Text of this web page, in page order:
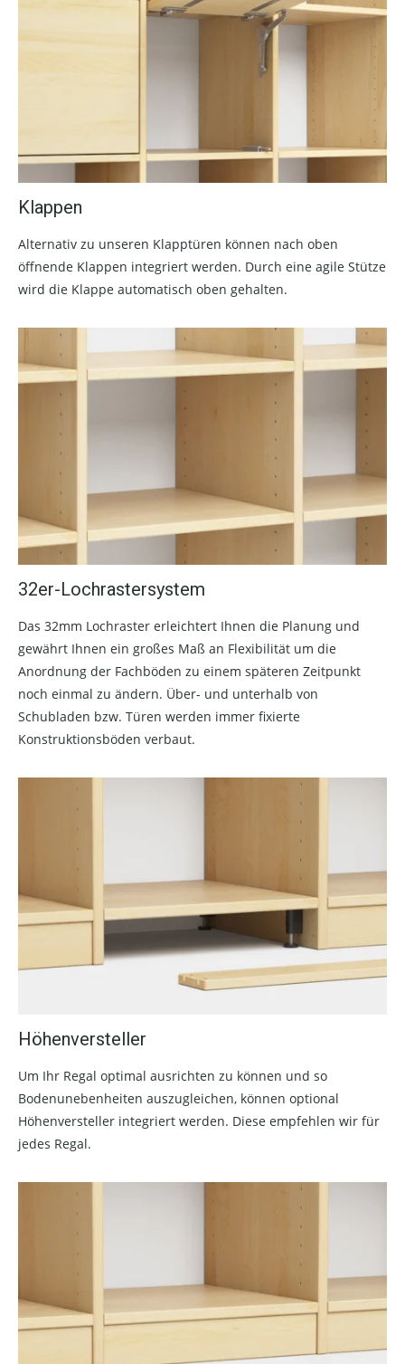
Klappen
Alternativ zu unseren Klapptüren können nach oben
öffnende Klappen integriert werden. Durch eine agile Stütze
wird die Klappe automatisch oben gehalten.
32er-Lochrastersystem
Das 32mm Lochraster erleichtert Ihnen die Planung und
gewährt Ihnen ein großes Maß an Flexibilität um die
Anordnung der Fachböden zu einem späteren Zeitpunkt
noch einmal zu ändern. Über- und unterhalb von
Schubladen bzw. Türen werden immer fixierte
Konstruktionsböden verbaut.
Höhenversteller
Um Ihr Regal optimal ausrichten zu können und so
Bodenunebenheiten auszugleichen, können optional
Höhenversteller integriert werden. Diese empfehlen wir für
jedes Regal.